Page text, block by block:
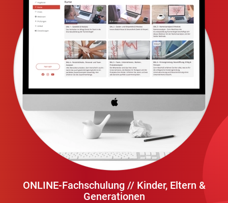
ONLINE-Fachschulung // Kinder, Eltern &
Generationen